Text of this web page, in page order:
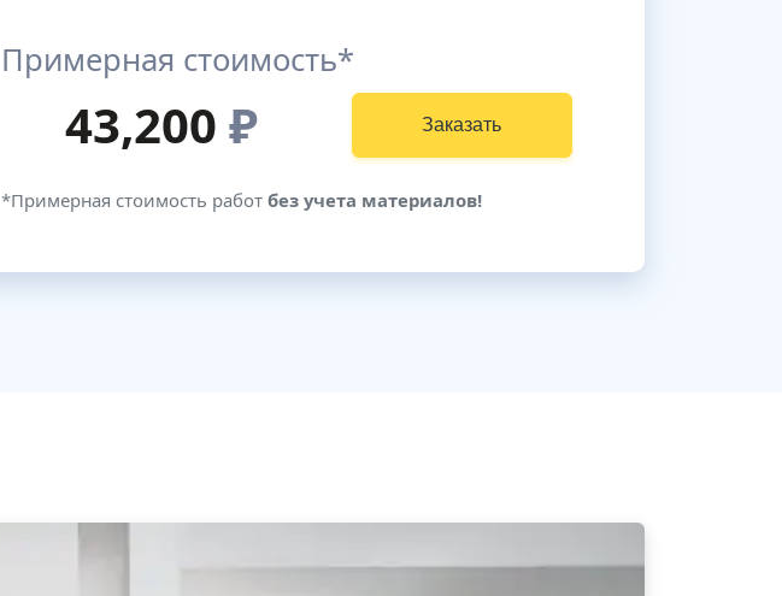
Примерная стоимость*
43,200 ₽ Заказать
*Примерная стоимость работ без учета материалов!